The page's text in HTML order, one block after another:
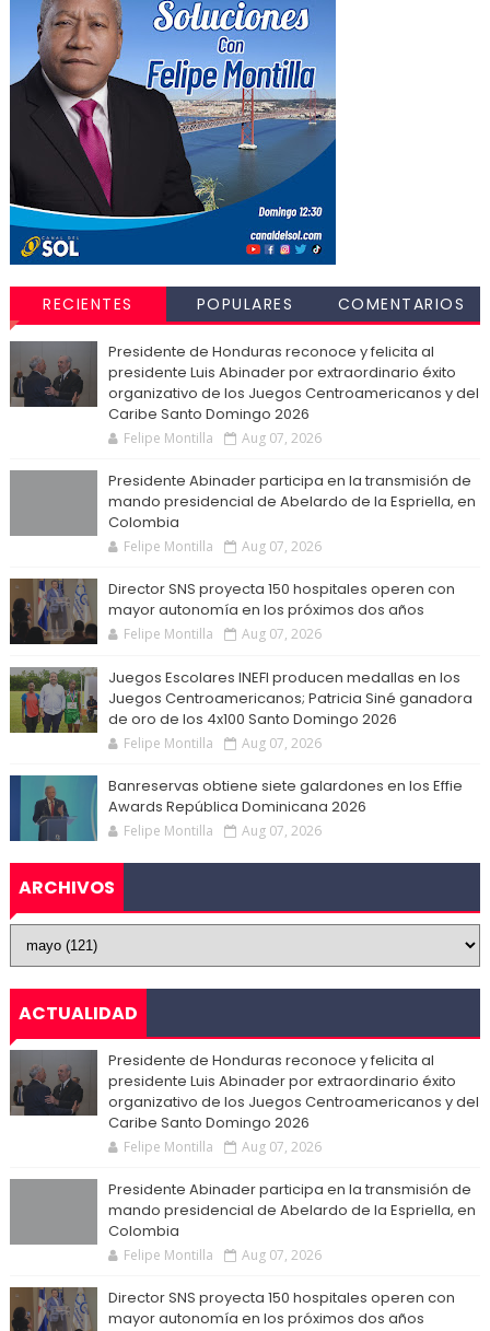
RECIENTES POPULARES COMENTARIOS
Presidente de Honduras reconoce y felicita al
presidente Luis Abinader por extraordinario éxito
organizativo de los Juegos Centroamericanos y del
Caribe Santo Domingo 2026
Felipe Montilla Aug 07, 2026
Presidente Abinader participa en la transmisión de
mando presidencial de Abelardo de la Espriella, en
Colombia
Felipe Montilla Aug 07, 2026
Director SNS proyecta 150 hospitales operen con
mayor autonomía en los próximos dos años
Felipe Montilla Aug 07, 2026
Juegos Escolares INEFI producen medallas en los
Juegos Centroamericanos; Patricia Siné ganadora
de oro de los 4x100 Santo Domingo 2026
Felipe Montilla Aug 07, 2026
Banreservas obtiene siete galardones en los Effie
Awards República Dominicana 2026
Felipe Montilla Aug 07, 2026
ARCHIVOS
ACTUALIDAD
Presidente de Honduras reconoce y felicita al
presidente Luis Abinader por extraordinario éxito
organizativo de los Juegos Centroamericanos y del
Caribe Santo Domingo 2026
Felipe Montilla Aug 07, 2026
Presidente Abinader participa en la transmisión de
mando presidencial de Abelardo de la Espriella, en
Colombia
Felipe Montilla Aug 07, 2026
Director SNS proyecta 150 hospitales operen con
mayor autonomía en los próximos dos años